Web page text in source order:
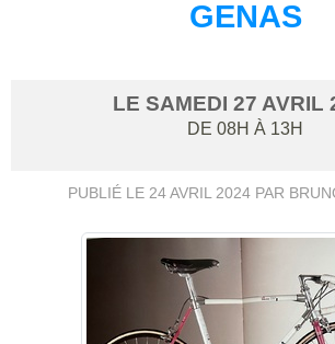
GENAS
LE SAMEDI 27 AVRIL
DE 08H À 13H
PUBLIÉ LE 24 AVRIL 2024PAR